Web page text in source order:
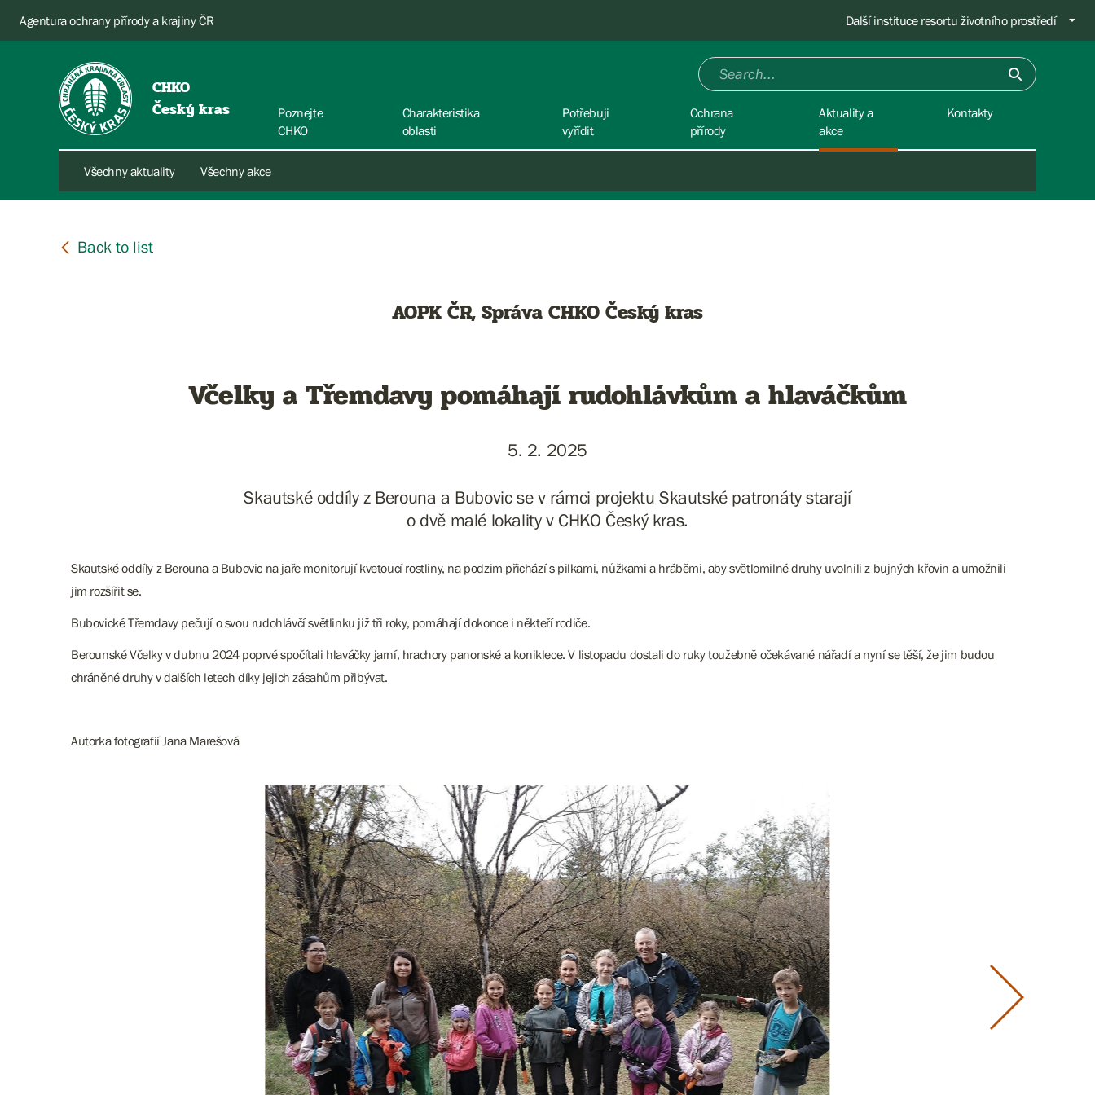
Agentura ochrany přírody a krajiny ČR Další instituce resortu životního prostředí
CHKO
Český kras
Poznejte
CHKO
Charakteristika
oblasti
Potřebuji
vyřídit
Ochrana
přírody
Aktuality a
akce
Všechny aktuality Všechny akce
Kontakty
AOPK ČR, Správa CHKO Český kras
Včelky a Třemdavy pomáhají rudohlávkům a hlaváčkům
5. 2. 2025
Skautské oddíly z Berouna a Bubovic se v rámci projektu Skautské patronáty starají
o dvě malé lokality v CHKO Český kras.
Skautské oddíly z Berouna a Bubovic na jaře monitorují kvetoucí rostliny, na podzim přichází s pilkami, nůžkami a hráběmi, aby světlomilné druhy uvolnili z bujných křovin a umožnili
jim rozšířit se.
Bubovické Třemdavy pečují o svou rudohlávčí světlinku již tři roky, pomáhají dokonce i někteří rodiče.
Berounské Včelky v dubnu 2024 poprvé spočítali hlaváčky jarní, hrachory panonské a koniklece. V listopadu dostali do ruky toužebně očekávané nářadí a nyní se těší, že jim budou
chráněné druhy v dalších letech díky jejich zásahům přibývat.
Autorka fotografií Jana Marešová